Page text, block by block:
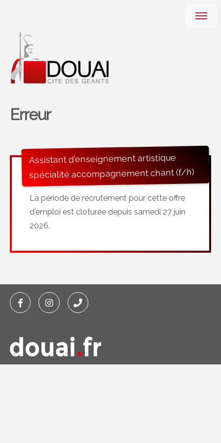
Erreur
Assistant d'enseignement artistique
spécialité accompagnement chant (f/h)
La période de recrutement pour cette offre
d'emploi est cloturée depuis samedi 27 juin
2026.